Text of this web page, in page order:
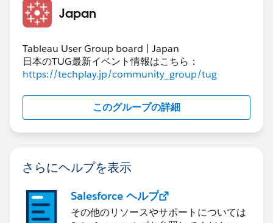
Japan
Tableau User Group board | Japan
日本のTUG最新イベント情報はこちら：
https://techplay.jp/community_group/tug
このグループの詳細
さらにヘルプを表示
Salesforce ヘルプ
その他のリソースやサポートについては